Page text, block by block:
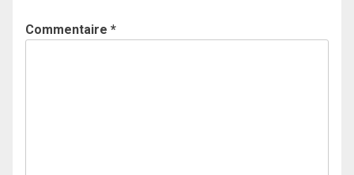
Commentaire *